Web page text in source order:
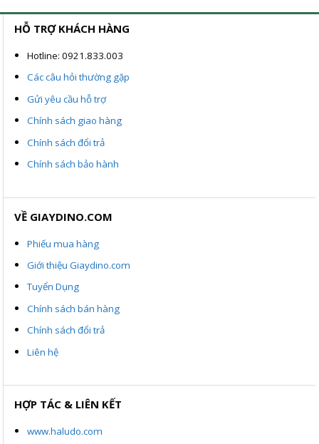
HỖ TRỢ KHÁCH HÀNG
Hotline: 0921.833.003
Các câu hỏi thường gặp
Gửi yêu cầu hỗ trợ
Chính sách giao hàng
Chính sách đổi trả
Chính sách bảo hành
VỀ GIAYDINO.COM
Phiếu mua hàng
Giới thiệu Giaydino.com
Tuyển Dụng
Chính sách bán hàng
Chính sách đổi trả
Liên hệ
HỢP TÁC & LIÊN KẾT
www.haludo.com